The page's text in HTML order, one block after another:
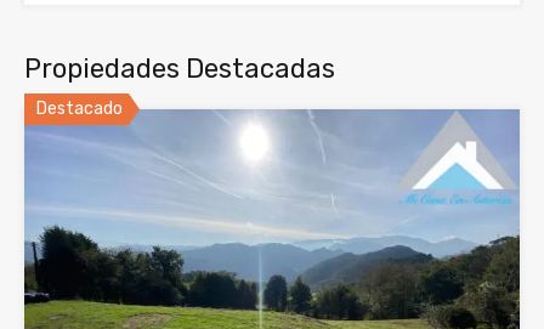
Propiedades Destacadas
Destacado